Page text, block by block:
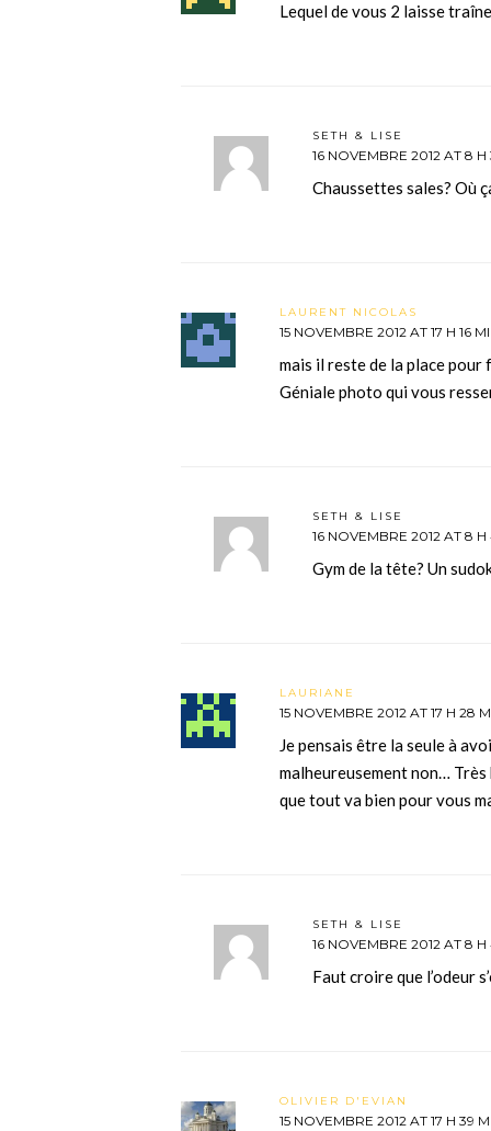
Lequel de vous 2 laisse
SETH & LISE
16 NOVEMBRE 2012 AT 8 H
Chaussettes sales? Où
LAURENT NICOLAS
15 NOVEMBRE 2012 AT 17 H 16
mais il reste de la place pour
Géniale photo qui vous
SETH & LISE
16 NOVEMBRE 2012 AT 8
Gym de la tête? Un
LAURIANE
15 NOVEMBRE 2012 AT 17 H 28
Je pensais être la seule à
malheureusement non…
que tout va bien pour vous
SETH & LISE
16 NOVEMBRE 2012 AT 8
Faut croire que l’odeur
OLIVIER D'EVIAN
15 NOVEMBRE 2012 AT 17 H 39